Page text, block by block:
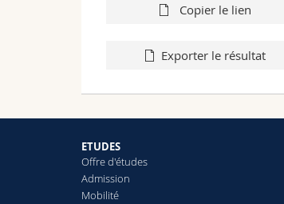
Copier le lien
Exporter le résultat
ETUDES
Offre d'études
Admission
Mobilité